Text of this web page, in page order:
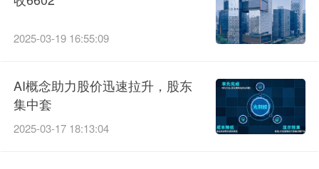
2025-03-19 16:55:09
AI概念助力股价迅速拉升，股东
集中套
2025-03-17 18:13:04